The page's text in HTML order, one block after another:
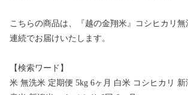
こちらの商品は、『越の金翔米』コシヒカリ無
連続でお届けいたします。
【検索ワード】
米 無洗米 定期便 5kg 6ヶ月 白米 コシヒカリ